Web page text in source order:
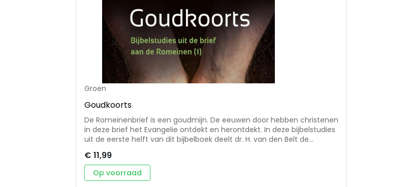
Groen
Goudkoorts
De Romeinenbrief is een goudmijn. De eeuwen door hebben christenen
in deze brief het Evangelie ontdekt en herontdekt. In deze bijbelstudies
uit de eerste helft van dit bijbelboek deelt dr. H. van den Belt de
kernboodschap van Paulus is dat de rechtvaardige uit het geloof zal
leven. Christus is de enige Rechtvaardige. Hij leeft door Zijn geloof.
€ 11,99
Op voorraad